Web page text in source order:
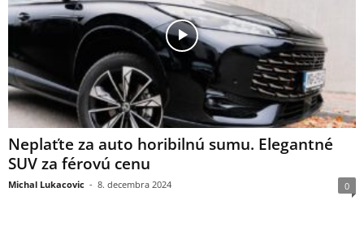
Neplaťte za auto horibilnú sumu. Elegantné
SUV za férovú cenu
Michal Lukacovic - 8. decembra 2024 0